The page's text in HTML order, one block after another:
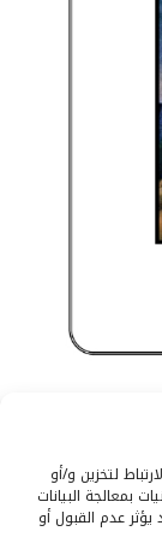
لتخزين و/أو
بمعالجة البيانات
عدم القبول أو